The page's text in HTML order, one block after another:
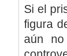
Si el
figura
aún no